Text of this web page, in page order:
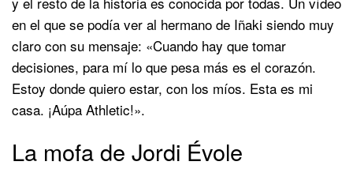
en el que se podía ver al hermano de Iñaki siendo muy
claro con su mensaje: «Cuando hay que tomar
decisiones, para mí lo que pesa más es el corazón.
Estoy donde quiero estar, con los míos. Esta es mi
casa. ¡Aúpa Athletic!».
La mofa de Jordi Évole